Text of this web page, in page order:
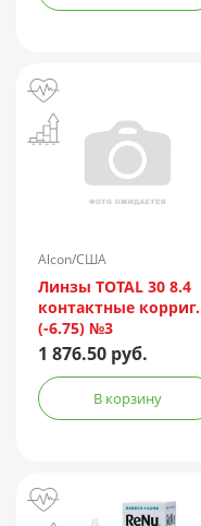
Alcon/США
Линзы TOTAL 30 8.4
контактные корриг.
(-6.75) №3
1 876.50 руб.
В корзину